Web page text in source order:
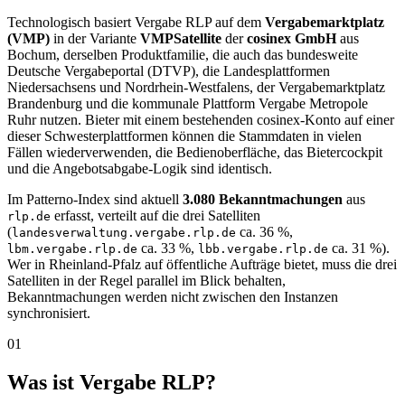
Technologisch basiert Vergabe RLP auf dem Vergabemarktplatz
(VMP) in der Variante VMPSatellite dercosinex GmbHaus
Bochum, derselben Produktfamilie, die auch das bundesweite
Deutsche Vergabeportal (DTVP), die Landesplattformen
Niedersachsens und Nordrhein-Westfalens, der Vergabemarktplatz
Brandenburg und die kommunale Plattform Vergabe Metropole
Ruhr nutzen. Bieter mit einem bestehenden cosinex-Konto auf einer
dieser Schwesterplattformen können die Stammdaten in vielen
Fällen wiederverwenden, die Bedienoberfläche, das Bietercockpit
und die Angebotsabgabe-Logik sind identisch.
Im Patterno-Index sind aktuell 3.080 Bekanntmachungen aus
rlp.de erfasst, verteilt auf die drei Satelliten
(landesverwaltung.vergabe.rlp.de ca. 36 %,
lbm.vergabe.rlp.de ca. 33 %, lbb.vergabe.rlp.de ca. 31 %).
Wer in Rheinland-Pfalz auf öffentliche Aufträge bietet, muss die drei
Satelliten in der Regel parallel im Blick behalten,
Bekanntmachungen werden nicht zwischen den Instanzen
synchronisiert.
01
Was ist Vergabe RLP?